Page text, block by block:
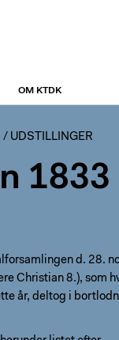
OM KTDK
/ UDSTILLINGER
1833
d. 28.
Christian 8.), som
år, deltog i